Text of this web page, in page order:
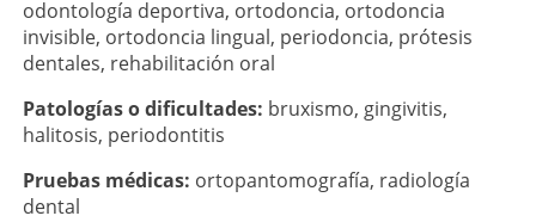
odontología deportiva, ortodoncia, ortodoncia
invisible, ortodoncia lingual, periodoncia, prótesis
dentales, rehabilitación oral
Patologí­as o dificultades: bruxismo, gingivitis,
halitosis, periodontitis
Pruebas médicas: ortopantomografía, radiología
dental